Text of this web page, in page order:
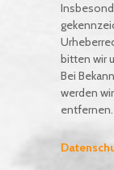
bitten wir
Bei
werden
entfernen.